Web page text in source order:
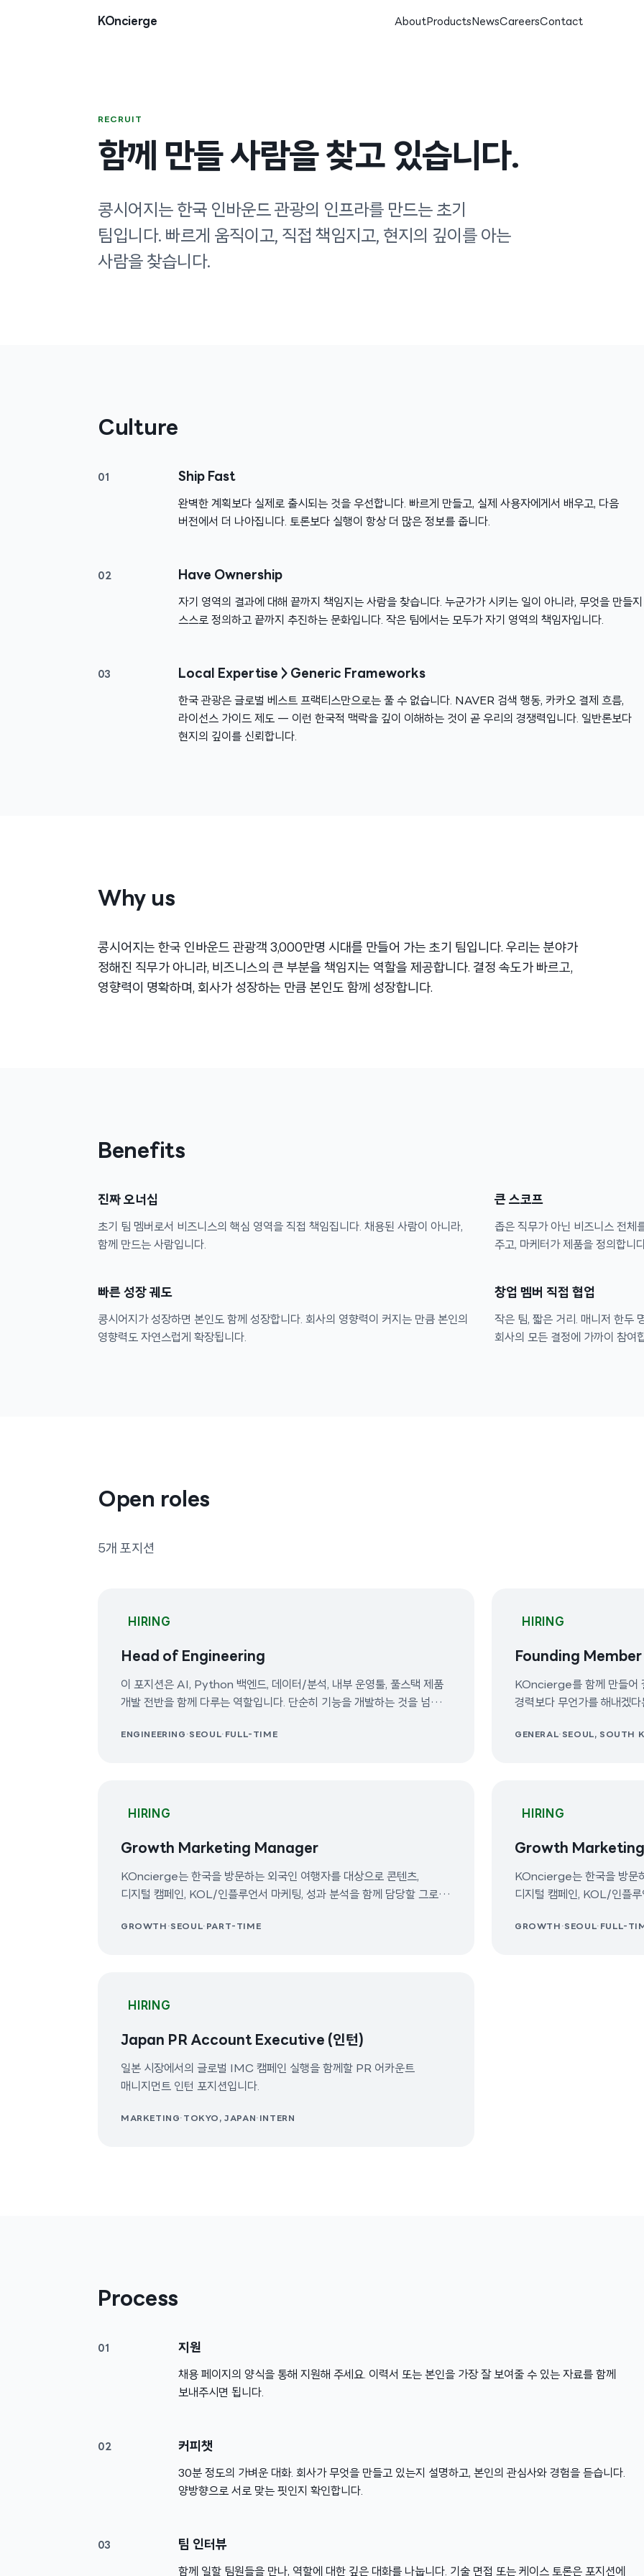
KOncierge
AboutProductsNewsCareersContact
RECRUIT
함께 만들 사람을 찾고 있습니다.
콩시어지는 한국 인바운드 관광의 인프라를 만드는 초기
팀입니다. 빠르게 움직이고, 직접 책임지고, 현지의 깊이를 아는
사람을 찾습니다.
Culture
01 Ship Fast
완벽한 계획보다 실제로 출시되는 것을 우선합니다. 빠르게 만들고, 실제 사용자에게서 배우고, 다음
버전에서 더 나아집니다. 토론보다 실행이 항상 더 많은 정보를 줍니다.
02 Have Ownership
자기 영역의 결과에 대해 끝까지 책임지는 사람을 찾습니다. 누군가가 시키는 일이 아니라, 무엇을 만들지
스스로 정의하고 끝까지 추진하는 문화입니다. 작은 팀에서는 모두가 자기 영역의 책임자입니다.
03 Local Expertise > Generic Frameworks
한국 관광은 글로벌 베스트 프랙티스만으로는 풀 수 없습니다. NAVER 검색 행동, 카카오 결제 흐름,
라이선스 가이드 제도 — 이런 한국적 맥락을 깊이 이해하는 것이 곧 우리의 경쟁력입니다. 일반론보다
현지의 깊이를 신뢰합니다.
Why us
콩시어지는 한국 인바운드 관광객 3,000만명 시대를 만들어 가는 초기 팀입니다. 우리는 분야가
정해진 직무가 아니라, 비즈니스의 큰 부분을 책임지는 역할을 제공합니다. 결정 속도가 빠르고,
영향력이 명확하며, 회사가 성장하는 만큼 본인도 함께 성장합니다.
Benefits
진짜 오너십
초기 팀 멤버로서 비즈니스의 핵심 영역을 직접 책임집니다. 채용된 사람이 아니라,
함께 만드는 사람입니다.
큰 스코프
좁은 직무가 아닌 비즈니스 전체
주고, 마케터가 제품을 정의합니
빠른 성장 궤도
콩시어지가 성장하면 본인도 함께 성장합니다. 회사의 영향력이 커지는 만큼 본인의
영향력도 자연스럽게 확장됩니다.
창업 멤버 직접 협업
작은 팀, 짧은 거리. 매니저 한두
회사의 모든 결정에 가까이 참여
Open roles
5개 포지션
HIRING
Head of Engineering
이 포지션은 AI, Python 백엔드, 데이터/분석, 내부 운영툴, 풀스택 제품
개발 전반을 함께 다루는 역할입니다. 단순히 기능을 개발하는 것을 넘어,
인프라로 전환하는 역할을 담당합니다. 초기 스타트업에 적합한 핸즈온
ENGINEERING ·SEOUL· FULL-TIME
HIRING
Founding Member
KOncierge를 함께 만들어
경력보다 무언가를 해내겠
GENERAL· SEOUL, SOUTH
HIRING
Growth Marketing Manager
KOncierge는 한국을 방문하는 외국인 여행자를 대상으로 콘텐츠,
디지털 캠페인, KOL/인플루언서 마케팅, 성과 분석을 함께 담당할 그로스
말레이시아이며, 필요에 따라 동남아시아 시장 확장과 관련된 업무도 함께
GROWTH ·SEOUL· PART-TIME
HIRING
Growth
KOncierge는 한국을 방문
디지털 캠페인, KOL/인플
마케팅, 성과 기반 그로스 마
GROWTH ·SEOUL· FULL-
HIRING
Japan PR Account Executive (인턴)
일본 시장에서의 글로벌 IMC 캠페인 실행을 함께할 PR 어카운트
매니지먼트 인턴 포지션입니다.
MARKETING· TOKYO, JAPAN · INTERN
Process
01 지원
채용 페이지의 양식을 통해 지원해 주세요. 이력서 또는 본인을 가장 잘 보여줄 수 있는 자료를 함께
보내주시면 됩니다.
02 커피챗
30분 정도의 가벼운 대화. 회사가 무엇을 만들고 있는지 설명하고, 본인의 관심사와 경험을 듣습니다.
양방향으로 서로 맞는 핏인지 확인합니다.
03 팀 인터뷰
함께 일할 팀원들을 만나, 역할에 대한 깊은 대화를 나눕니다. 기술 면접 또는 케이스 토론은 포지션에